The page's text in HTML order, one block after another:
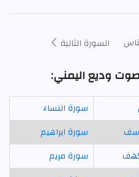
السورة التالية
وديع اليمني:
سورة النساء
سورة ابراهيم
سورة مريم